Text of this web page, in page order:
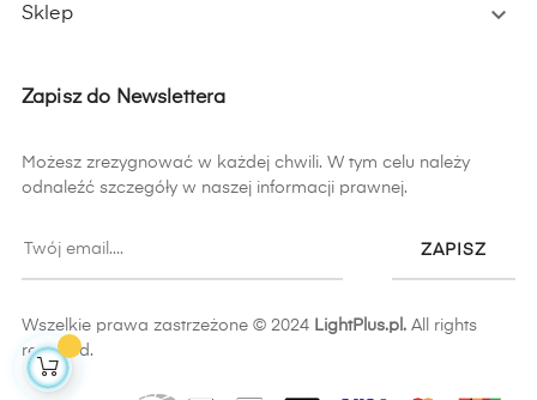
Sklep 
Zapisz do Newslettera
Możesz zrezygnować w każdej chwili. W tym celu należy
odnaleźć szczegóły w naszej informacji prawnej.
ZAPISZ
Wszelkie prawa zastrzeżone © 2024 LightPlus.pl. All rights
reserved.